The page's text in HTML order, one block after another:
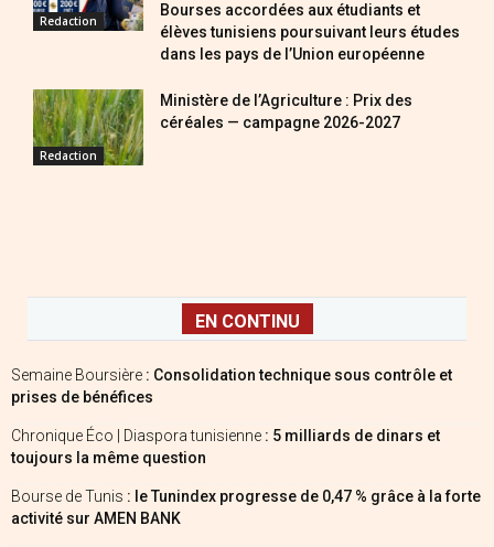
Redaction
Bourses accordées aux étudiants et
élèves tunisiens poursuivant leurs études
dans les pays de l’Union européenne
Redaction
Ministère de l’Agriculture : Prix des
céréales — campagne 2026-2027
EN CONTINU
Semaine Boursière : Consolidation technique sous contrôle et
prises de bénéfices
Chronique Éco | Diaspora tunisienne : 5 milliards de dinars et
toujours la même question
Bourse de Tunis : le Tunindex progresse de 0,47 % grâce à la forte
activité sur AMEN BANK